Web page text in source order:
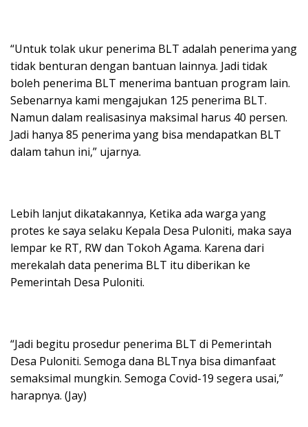
“Untuk tolak ukur penerima BLT adalah penerima yang
tidak benturan dengan bantuan lainnya. Jadi tidak
boleh penerima BLT menerima bantuan program lain.
Sebenarnya kami mengajukan 125 penerima BLT.
Namun dalam realisasinya maksimal harus 40 persen.
Jadi hanya 85 penerima yang bisa mendapatkan BLT
dalam tahun ini,” ujarnya.
Lebih lanjut dikatakannya, Ketika ada warga yang
protes ke saya selaku Kepala Desa Puloniti, maka saya
lempar ke RT, RW dan Tokoh Agama. Karena dari
merekalah data penerima BLT itu diberikan ke
Pemerintah Desa Puloniti.
“Jadi begitu prosedur penerima BLT di Pemerintah
Desa Puloniti. Semoga dana BLTnya bisa dimanfaat
semaksimal mungkin. Semoga Covid-19 segera usai,”
harapnya. (Jay)